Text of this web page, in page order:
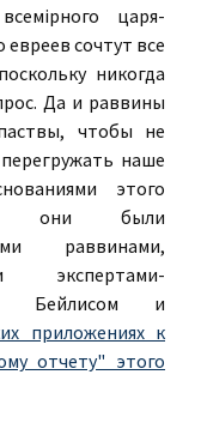
царя-
сочтут все
никогда
Да и раввины
чтобы не
наше
этого
они были
раввинами,
экспертами-
Бейлисом и
приложениях к
отчету" этого